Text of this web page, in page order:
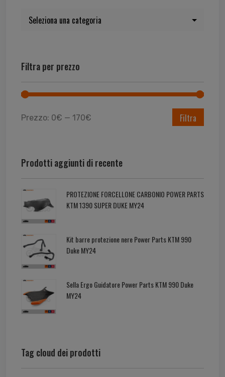
Filtra per prezzo
Filtra
Prezzo: 0€ — 170€
Prodotti aggiunti di recente
PROTEZIONE FORCELLONE CARBONIO POWER PARTS
KTM 1390 SUPER DUKE MY24
Kit barre protezione nere Power Parts KTM 990
Duke MY24
Sella Ergo Guidatore Power Parts KTM 990 Duke
MY24
Tag cloud dei prodotti